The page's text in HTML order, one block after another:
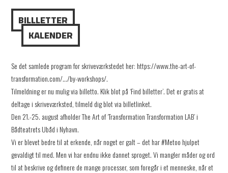
BILLLETTER
KALENDER
Se det samlede program for skriveværkstedet her: https://www.the-art-of-
transformation.com/…/by-workshops/.
Tilmeldning er nu mulig via billetto. Klik blot på ‘Find billetter’. Det er gratis at
deltage i skriveværksted, tilmeld dig blot via billetlinket.
Den 21.-25. august afholder The Art of ‘Transformation Transformation LAB’ i
Bådteatrets Ubåd i Nyhavn.
Vi er blevet bedre til at erkende, når noget er galt – det har #Metoo hjulpet
gevaldigt til med. Men vi har endnu ikke dannet sproget. Vi mangler måder og ord
til at beskrive og definere de mange processer, som foregår i et menneske, når et